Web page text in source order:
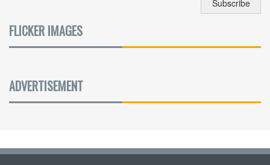
FLICKER IMAGES
ADVERTISEMENT